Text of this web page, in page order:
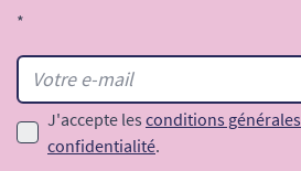
*
J'accepte les conditions générales
confidentialité.